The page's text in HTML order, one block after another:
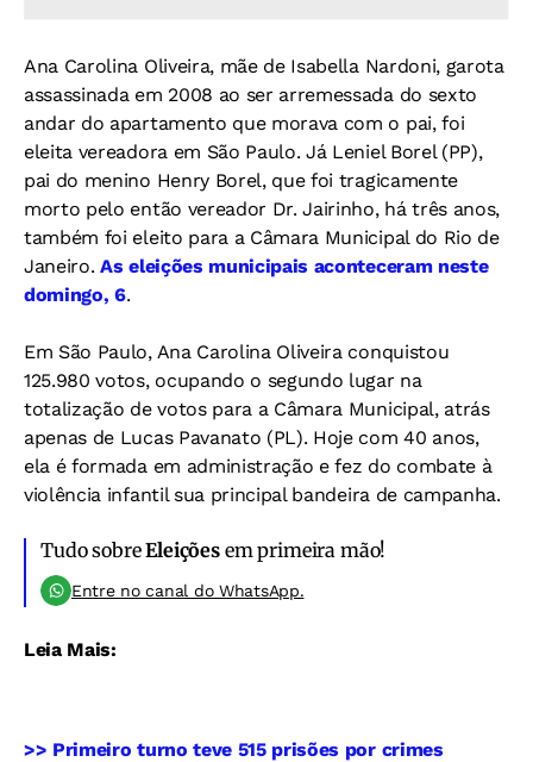
Ana Carolina Oliveira, mãe de Isabella Nardoni, garota
assassinada em 2008 ao ser arremessada do sexto
andar do apartamento que morava com o pai, foi
eleita vereadora em São Paulo. Já Leniel Borel (PP),
pai do menino Henry Borel, que foi tragicamente
morto pelo então vereador Dr. Jairinho, há três anos,
também foi eleito para a Câmara Municipal do Rio de
Janeiro.As eleições municipais aconteceram neste
domingo, 6.
Em São Paulo, Ana Carolina Oliveira conquistou
125.980 votos, ocupando o segundo lugar na
totalização de votos para a Câmara Municipal, atrás
apenas de Lucas Pavanato (PL). Hoje com 40 anos,
ela é formada em administração e fez do combate à
violência infantil sua principal bandeira de campanha.
Tudo sobreEleiçõesem primeira mão!
Entre no canal do WhatsApp.
Leia Mais:
>> Primeiro turno teve 515 prisões por crimes